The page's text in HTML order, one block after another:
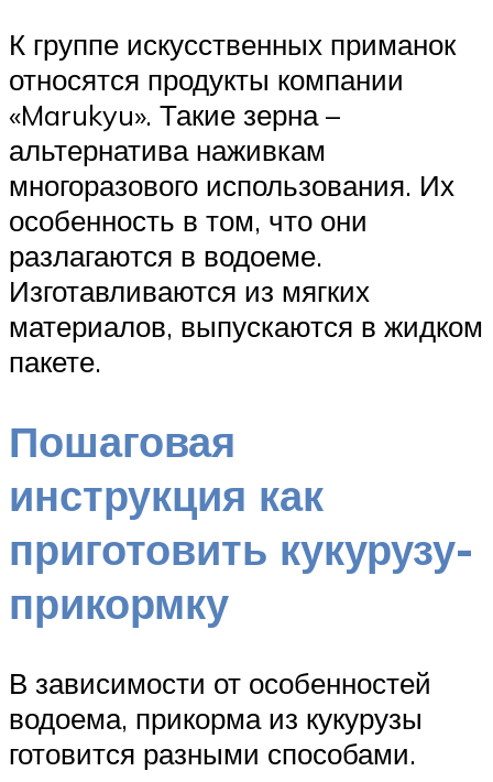
К группе искусственных приманок
относятся продукты компании
«Marukyu». Такие зерна –
альтернатива наживкам
многоразового использования. Их
особенность в том, что они
разлагаются в водоеме.
Изготавливаются из мягких
материалов, выпускаются в жидком
пакете.
Пошаговая
инструкция как
приготовить кукурузу-
прикормку
В зависимости от особенностей
водоема, прикорма из кукурузы
готовится разными способами.